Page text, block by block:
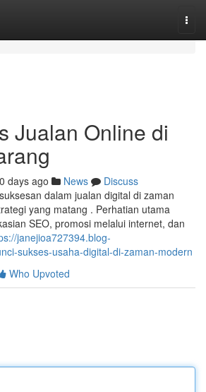
Jualan Online di
days ago News
Discuss
dalam jualan digital di zaman
yang matang . Perhatian utama
SEO, promosi melalui internet, dan
janejioa727394.blog-
sukses-usaha-digital-di-zaman-modern
Who Upvoted